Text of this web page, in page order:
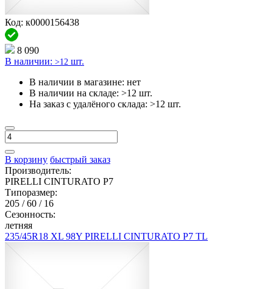
Код: к0000156438
8 090
В наличии: >12 шт.
В наличии в магазине: нет
В наличии на складе: >12 шт.
На заказ с удалёного склада: >12 шт.
В корзину быстрый заказ
Производитель:
PIRELLI CINTURATO P7
Типоразмер:
205 / 60 / 16
Сезонность:
летняя
235/45R18 XL 98Y PIRELLI CINTURATO P7 TL